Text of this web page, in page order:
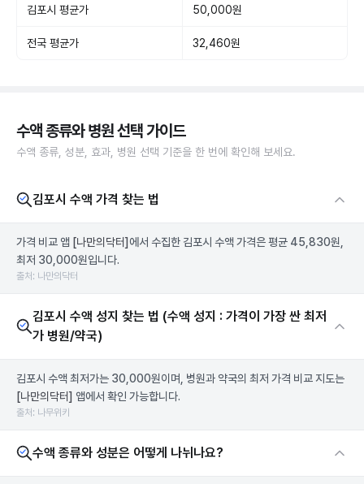
김포시 평균가 50,000원
전국 평균가 32,460원
수액 종류와 병원 선택 가이드
수액 종류, 성분, 효과, 병원 선택 기준을 한 번에 확인해 보세요.
김포시 수액 가격 찾는 법
가격 비교 앱 [나만의닥터] 에서 수집한 김포시 수액 가격은 평균 45,830원,
최저 30,000원입니다.
출처: 나만의닥터
김포시 수액 성지 찾는 법 (수액 성지 : 가격이 가장 싼 최저
가 병원/약국)
김포시 수액 최저가는 30,000원이며, 병원과 약국의 최저 가격 비교 지도는
[나만의닥터] 앱에서 확인 가능합니다.
출처: 나무위키
수액 종류와 성분은 어떻게 나뉘나요?